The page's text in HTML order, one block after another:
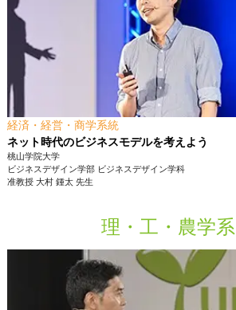
経済・経営・商学系統
ネット時代のビジネスモデルを考えよう
桃山学院大学
ビジネスデザイン学部 ビジネスデザイン学科
准教授 大村 鍾太先生
理・工・農学系